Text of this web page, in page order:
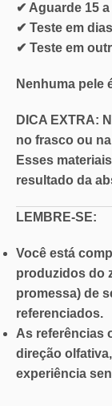
✔ Aguarde 15
✔ Teste em
✔ Teste em
Nenhuma pele
DICA EXTRA:
no frasco ou
Esses
resultado da
LEMBRE-SE:
Você está
produzidos do
promessa) de
referenciados.
As referências
direção
experiência